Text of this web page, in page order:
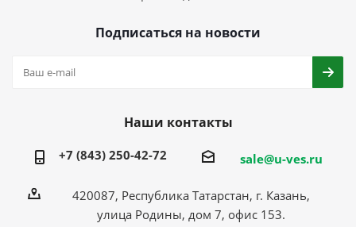
Подписаться на новости
Наши контакты
+7 (843) 250-42-72 sale@u-ves.ru
420087, Республика Татарстан, г. Казань,
улица Родины, дом 7, офис 153.